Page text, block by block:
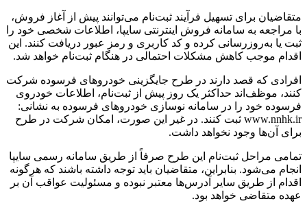
متقاضیان برای تسهیل فرآیند ثبت‌نام می‌توانند پیش از آغاز فروش،
با مراجعه به سامانه فروش اینترنتی سایپا، اطلاعات شخصی خود را
ثبت یا به‌روزرسانی کرده و کد کاربری و رمز عبور دریافت کنند. این
اقدام موجب کاهش مشکلات احتمالی در هنگام ثبت‌نام خواهد شد.
افرادی که قصد دارند در طرح جایگزینی خودروهای فرسوده شرکت
کنند، موظف‌اند حداکثر یک روز پیش از ثبت‌نام، اطلاعات خودروی
فرسوده خود را در سامانه نوسازی خودروهای فرسوده به نشانی:
www.nnhk.ir ثبت کنند. در غیر این صورت، امکان شرکت در طرح
برای آن‌ها وجود نخواهد داشت.
تمامی مراحل ثبت‌نام این طرح صرفاً از طریق سامانه رسمی سایپا
انجام می‌شود. بنابراین، متقاضیان باید توجه داشته باشند که هرگونه
اقدام از طریق سایر آدرس‌ها معتبر نبوده و مسئولیت عواقب آن بر
عهده متقاضی خواهد بود.